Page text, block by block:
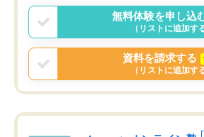
無料体験を申し込
（リストに追加す
資料を請求する
（リストに追加す